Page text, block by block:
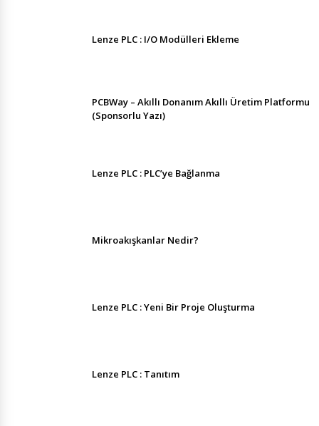
Lenze PLC : I/O Modülleri Ekleme
PCBWay – Akıllı Donanım Akıllı Üretim Platformu
(Sponsorlu Yazı)
Lenze PLC : PLC’ye Bağlanma
Mikroakışkanlar Nedir?
Lenze PLC : Yeni Bir Proje Oluşturma
Lenze PLC : Tanıtım